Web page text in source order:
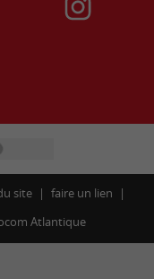
site
faire un lien
Atlantique